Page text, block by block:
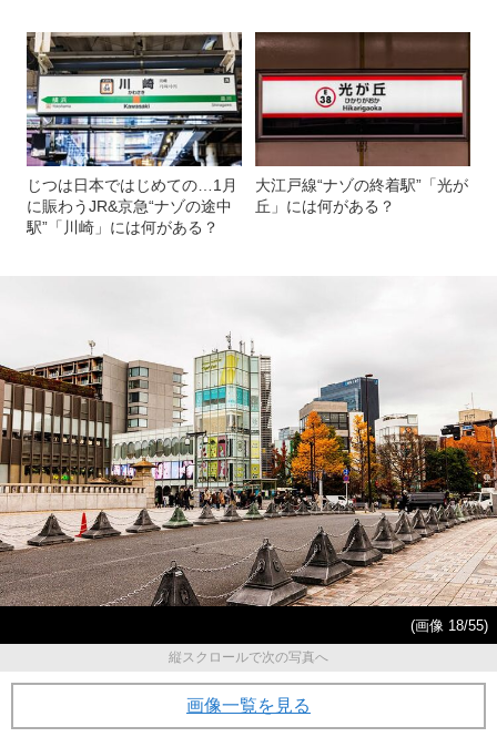
じつは日本ではじめての…1月
に賑わうJR&京急“ナゾの途中
駅”「川崎」には何がある？
大江戸線“ナゾの終着駅”「光が
丘」には何がある？
(画像 18/55)
縦スクロールで次の写真へ
画像一覧を見る